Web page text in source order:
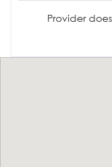
Provider